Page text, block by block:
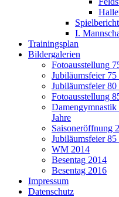
I.
Trainingsplan
Bildergalerien
Fotoausstellung
Jubiläumsfeier 75
Jubiläumsfeier 80
Fotoausstellung
Damengymnastik
Jahre
Saisoneröffnung
Jubiläumsfeier 85
WM 2014
Besentag 2014
Besentag 2016
Impressum
Datenschutz